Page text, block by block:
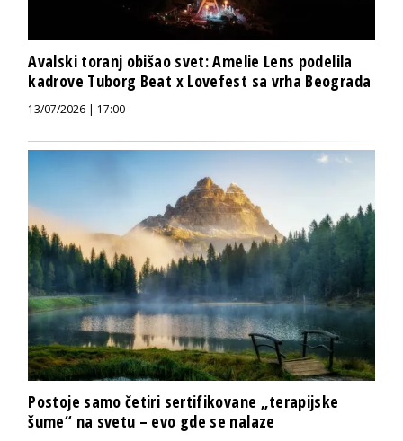
Avalski toranj obišao svet: Amelie Lens podelila
kadrove Tuborg Beat x Lovefest sa vrha Beograda
13/07/2026 | 17:00
Postoje samo četiri sertifikovane „terapijske
šume“ na svetu – evo gde se nalaze